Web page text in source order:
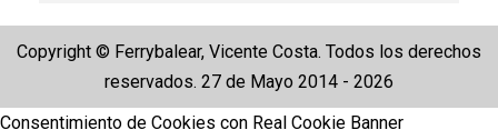
Copyright © Ferrybalear, Vicente Costa. Todos los derechos
reservados. 27 de Mayo 2014 - 2026
Consentimiento de Cookies con Real Cookie Banner